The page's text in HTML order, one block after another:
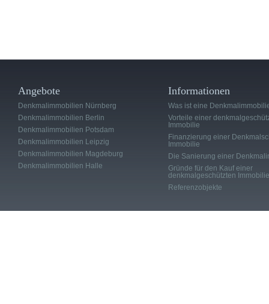
Angebote
Denkmalimmobilien Nürnberg
Denkmalimmobilien Berlin
Denkmalimmobilien Potsdam
Denkmalimmobilien Leipzig
Denkmalimmobilien Magdeburg
Denkmalimmobilien Halle
Informationen
Was ist eine
Vorteile einer
Immobilie
Finanzierung einer
Immobilie
Die Sanierung einer
Gründe für den Kauf einer
denkmalgeschützten Immobilie
Referenzobjekte